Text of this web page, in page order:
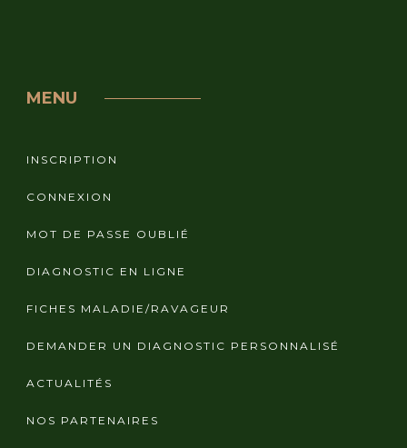
MENU
INSCRIPTION
CONNEXION
MOT DE PASSE OUBLIÉ
DIAGNOSTIC EN LIGNE
FICHES MALADIE/RAVAGEUR
DEMANDER UN DIAGNOSTIC PERSONNALISÉ
ACTUALITÉS
NOS PARTENAIRES